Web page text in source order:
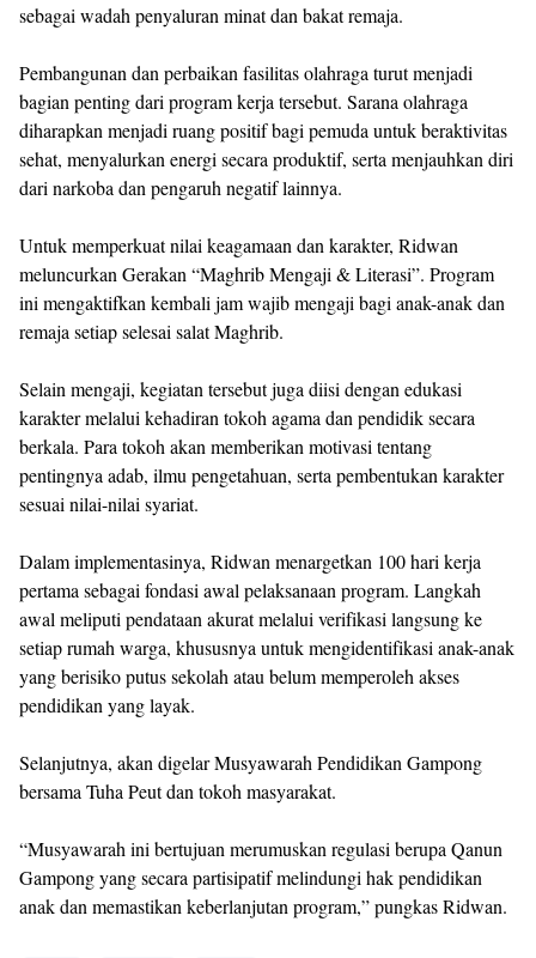
sebagai wadah penyaluran minat dan bakat remaja.
Pembangunan dan perbaikan fasilitas olahraga turut menjadi
bagian penting dari program kerja tersebut. Sarana olahraga
diharapkan menjadi ruang positif bagi pemuda untuk beraktivitas
sehat, menyalurkan energi secara produktif, serta menjauhkan diri
dari narkoba dan pengaruh negatif lainnya.
Untuk memperkuat nilai keagamaan dan karakter, Ridwan
meluncurkan Gerakan “Maghrib Mengaji & Literasi”. Program
ini mengaktifkan kembali jam wajib mengaji bagi anak-anak dan
remaja setiap selesai salat Maghrib.
Selain mengaji, kegiatan tersebut juga diisi dengan edukasi
karakter melalui kehadiran tokoh agama dan pendidik secara
berkala. Para tokoh akan memberikan motivasi tentang
pentingnya adab, ilmu pengetahuan, serta pembentukan karakter
sesuai nilai-nilai syariat.
Dalam implementasinya, Ridwan menargetkan 100 hari kerja
pertama sebagai fondasi awal pelaksanaan program. Langkah
awal meliputi pendataan akurat melalui verifikasi langsung ke
setiap rumah warga, khususnya untuk mengidentifikasi anak-anak
yang berisiko putus sekolah atau belum memperoleh akses
pendidikan yang layak.
Selanjutnya, akan digelar Musyawarah Pendidikan Gampong
bersama Tuha Peut dan tokoh masyarakat.
“Musyawarah ini bertujuan merumuskan regulasi berupa Qanun
Gampong yang secara partisipatif melindungi hak pendidikan
anak dan memastikan keberlanjutan program,” pungkas Ridwan.